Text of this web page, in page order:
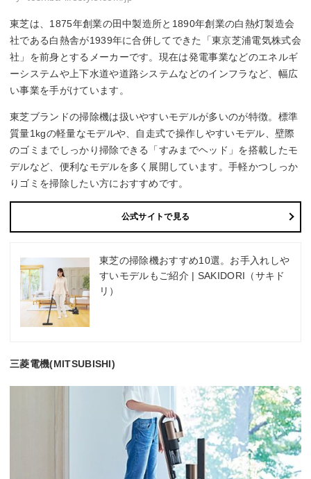
東芝は、1875年創業の田中製造所と1890年創業の白熱灯製造会
社である白熱舎が1939年に合併してできた「東京芝浦電気株式会
社」を前身とするメーカーです。現在は発電事業などのエネルギ
ーシステムや上下水道や道路システムなどのインフラなど、幅広
い事業を手がけています。
東芝ブランドの掃除機は扱いやすいモデルが多いのが特徴。標準
質量1kgの軽量なモデルや、自走式で操作しやすいモデル、壁際
のゴミまでしっかり掃除できる「すみまでヘッド」を搭載したモ
デルなど、便利なモデルを多く展開しています。手軽かつしっか
りゴミを掃除したい方におすすめです。
公式サイトで見る
東芝の掃除機おすすめ10選。お手入れしや
すいモデルもご紹介 | SAKIDORI（サキド
リ）
三菱電機(MITSUBISHI)